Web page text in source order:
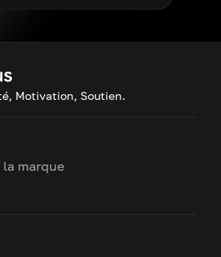
Motivation, Soutien.
marque